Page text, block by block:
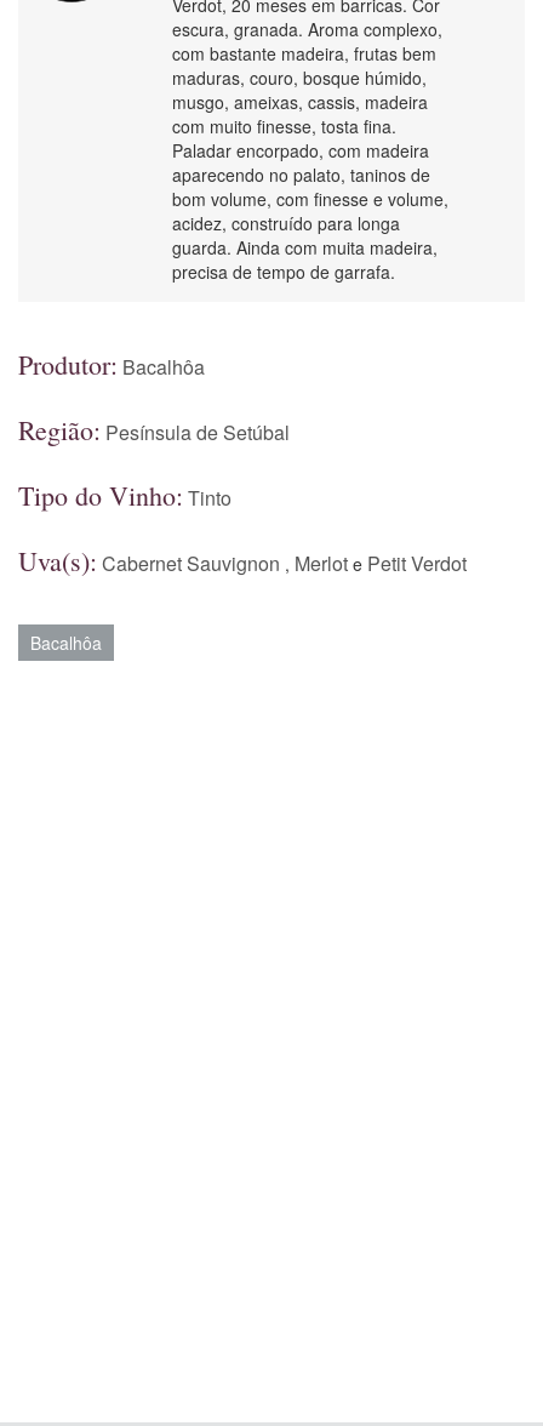
Verdot, 20 meses em barricas. Cor
escura, granada. Aroma complexo,
com bastante madeira, frutas bem
maduras, couro, bosque húmido,
musgo, ameixas, cassis, madeira
com muito finesse, tosta fina.
Paladar encorpado, com madeira
aparecendo no palato, taninos de
bom volume, com finesse e volume,
acidez, construído para longa
guarda. Ainda com muita madeira,
precisa de tempo de garrafa.
Produtor: Bacalhôa
Região: Pesínsula de Setúbal
Tipo do Vinho: Tinto
Uva(s): Cabernet Sauvignon , Merlot e Petit Verdot
Bacalhôa